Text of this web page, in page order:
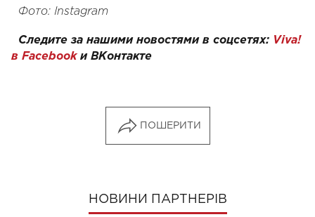
Фото: Instagram
Следите за нашими новостями в соцсетях: Viva!
в Facebookи ВКонтакте
ПОШЕРИТИ
НОВИНИ ПАРТНЕРІВ